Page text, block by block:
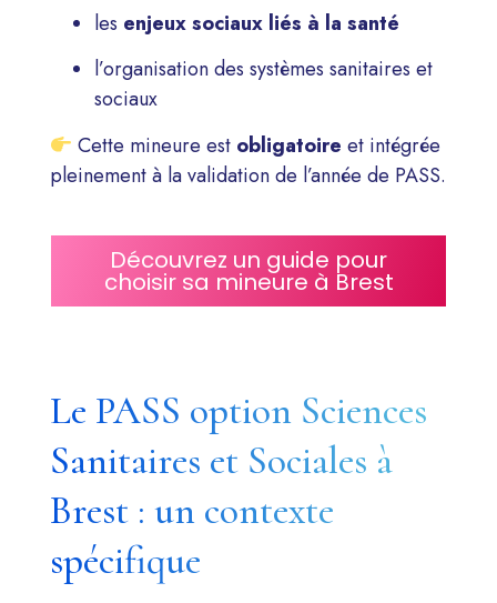
les enjeux sociaux liés à la santé
l’organisation des systèmes sanitaires et
sociaux
Cette mineure est obligatoire et intégrée
pleinement à la validation de l’année de PASS.
Découvrez un guide pour
choisir sa mineure à Brest
Le PASS option Sciences
Sanitaires et Sociales à
Brest : un contexte
spécifique